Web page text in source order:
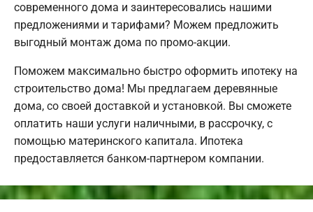
современного дома и заинтересовались нашими
предложениями и тарифами? Можем предложить
выгодный монтаж дома по промо-акции.
Поможем максимально быстро оформить ипотеку на
строительство дома! Мы предлагаем деревянные
дома, со своей доставкой и установкой. Вы сможете
оплатить наши услуги наличными, в рассрочку, с
помощью материнского капитала. Ипотека
предоставляется банком-партнером компании.